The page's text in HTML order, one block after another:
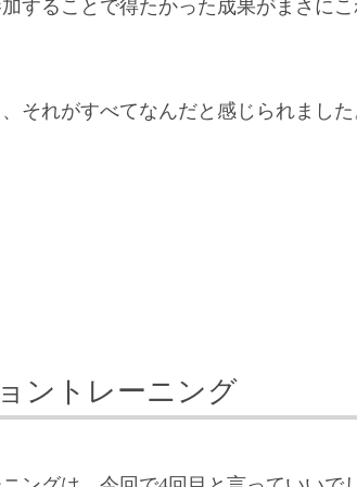
することで得たかった成果がまさに
それがすべてなんだと感じられました
ントレーニング